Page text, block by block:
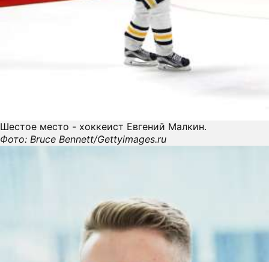
Шестое место - хоккеист Евгений Малкин.
Фото: Bruce Bennett/Gettyimages.ru